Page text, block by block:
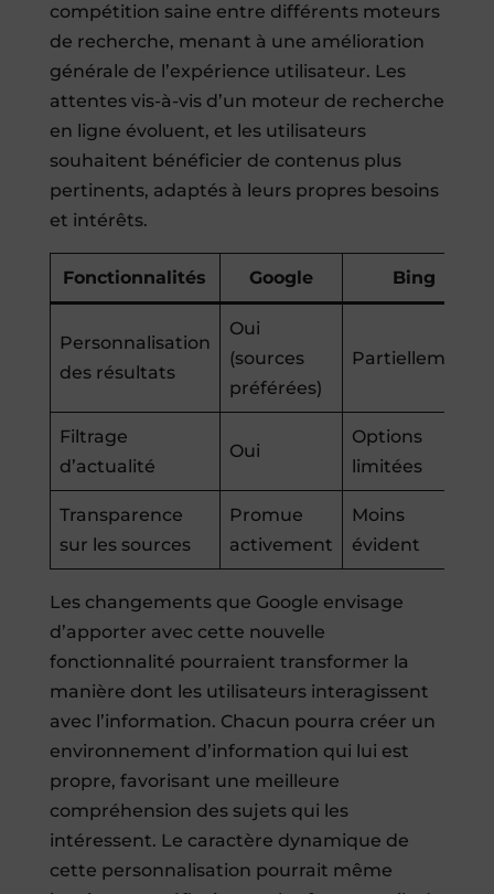
compétition saine entre différents moteurs
de recherche, menant à une amélioration
générale de l’expérience utilisateur. Les
attentes vis-à-vis d’un moteur de recherche
en ligne évoluent, et les utilisateurs
souhaitent bénéficier de contenus plus
pertinents, adaptés à leurs propres besoins
et intérêts.
Fonctionnalités Google Bing
Personnalisation
des résultats
Oui
(sources
préférées)
Partiellement
Filtrage
d’actualité
Oui
Options
limitées
Transparence
sur les sources
Promue
activement
Moins
évident
Les changements que Google envisage
d’apporter avec cette nouvelle
fonctionnalité pourraient transformer la
manière dont les utilisateurs interagissent
avec l’information. Chacun pourra créer un
environnement d’information qui lui est
propre, favorisant une meilleure
compréhension des sujets qui les
intéressent. Le caractère dynamique de
cette personnalisation pourrait même